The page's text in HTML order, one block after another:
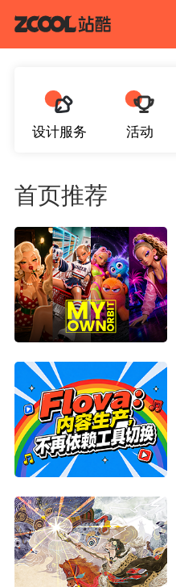
设计服务 活动
首页推荐